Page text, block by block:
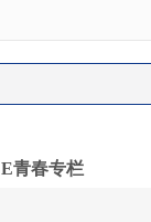
E青春专栏